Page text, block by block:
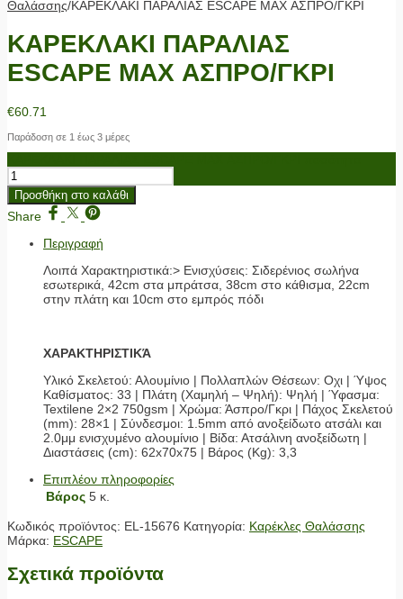
Θαλάσσης/ΚΑΡΕΚΛΑΚΙ ΠΑΡΑΛΙΑΣ ESCAPE MAX ΑΣΠΡΟ/ΓΚΡΙ
ΚΑΡΕΚΛΑΚΙ ΠΑΡΑΛΙΑΣ
ESCAPE MAX ΑΣΠΡΟ/ΓΚΡΙ
€60.71
Παράδοση σε 1 έως 3 μέρες
Προσθήκη στο καλάθι
Share
Περιγραφή
Λοιπά Χαρακτηριστικά:> Ενισχύσεις: Σιδερένιος σωλήνα
εσωτερικά, 42cm στα μπράτσα, 38cm στο κάθισμα, 22cm
στην πλάτη και 10cm στο εμπρός πόδι
ΧΑΡΑΚΤΗΡΙΣΤΙΚΆ
Υλικό Σκελετού: Αλουμίνιο | Πολλαπλών Θέσεων: Οχι | Ύψος
Καθίσματος: 33 | Πλάτη (Χαμηλή – Ψηλή): Ψηλή | Ύφασμα:
Textilene 2×2 750gsm | Χρώμα: Άσπρο/Γκρι | Πάχος Σκελετού
(mm): 28×1 | Σύνδεσμοι: 1.5mm από ανοξείδωτο ατσάλι και
2.0μμ ενισχυμένο αλουμίνιο | Βίδα: Ατσάλινη ανοξείδωτη |
Διαστάσεις (cm): 62x70x75 | Βάρος (Κg): 3,3
Επιπλέον πληροφορίες
Βάρος 5 κ.
Κωδικός προϊόντος: EL-15676 Κατηγορία: Καρέκλες Θαλάσσης
Μάρκα: ESCAPE
Σχετικά προϊόντα